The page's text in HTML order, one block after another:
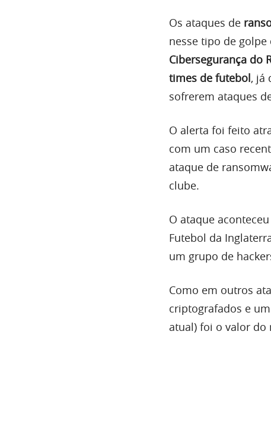
Os ataques de
nesse tipo de golpe
Cibersegurança do
times de futebol, já
sofrerem ataques
O alerta foi feito
com um caso
ataque de
clube.
O ataque
Futebol da
um grupo de
Como em outros
criptografados e
atual) foi o valor do